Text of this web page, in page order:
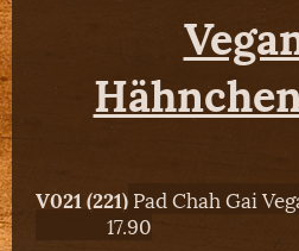
V021 (221)Pad
17.90